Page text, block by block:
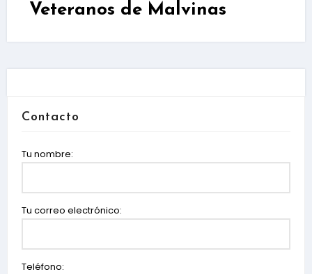
Veteranos de Malvinas
Contacto
Tu nombre:
Tu correo electrónico:
Teléfono: